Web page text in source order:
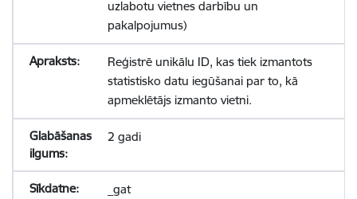
uzlabotu vietnes darbību un
pakalpojumus)
Reģistrē unikālu ID, kas tiek izmantots
statistisko datu iegūšanai par to, kā
apmeklētājs izmanto vietni.
2 gadi
_gat